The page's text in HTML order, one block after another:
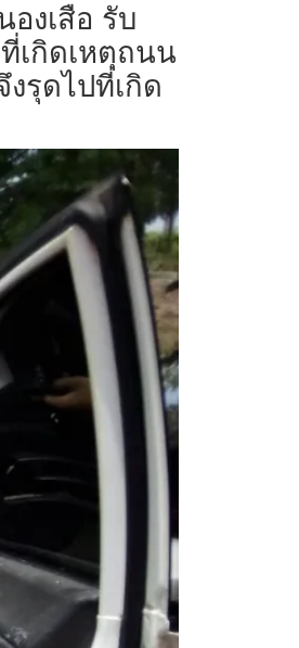
งเสือ รับ
เกิดเหตุถนน
รุดไปที่เกิด